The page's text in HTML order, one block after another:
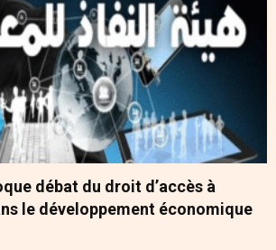
débat du droit d’accès à
le développement économique